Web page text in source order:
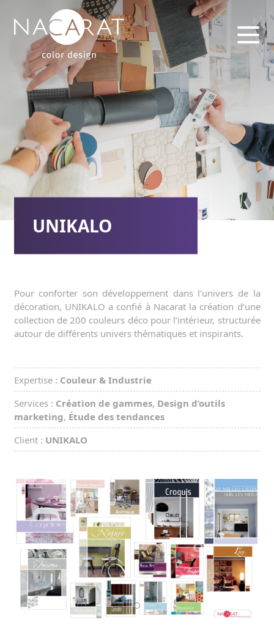
UNIKALO
Pour conforter son développement dans l’univers de la
décoration, UNIKALO a confié à Nacarat la création d’une
collection de 200 couleurs déco pour l’intérieur, structurée
autour de différents univers thématiques et inspirants.
Expertise : Couleur & Industrie
Services : Création de gammes, Design d’outils
marketing, Étude des tendances
Client : UNIKALO